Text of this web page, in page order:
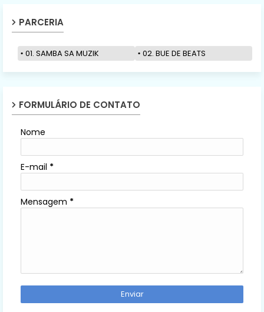
PARCERIA
01. SAMBA SA MUZIK 02. BUE DE BEATS
FORMULÁRIO DE CONTATO
Nome
E-mail *
Mensagem *